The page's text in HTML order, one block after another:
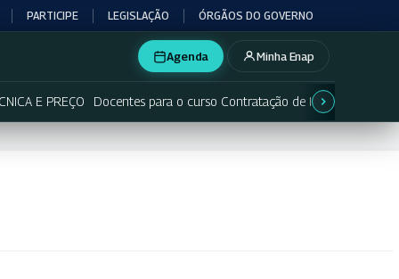
PARTICIPE LEGISLAÇÃO ÓRGÃOS DO GOVERNO
Agenda Minha Enap
E PREÇO Docentes para o curso Contratação de Inovação no